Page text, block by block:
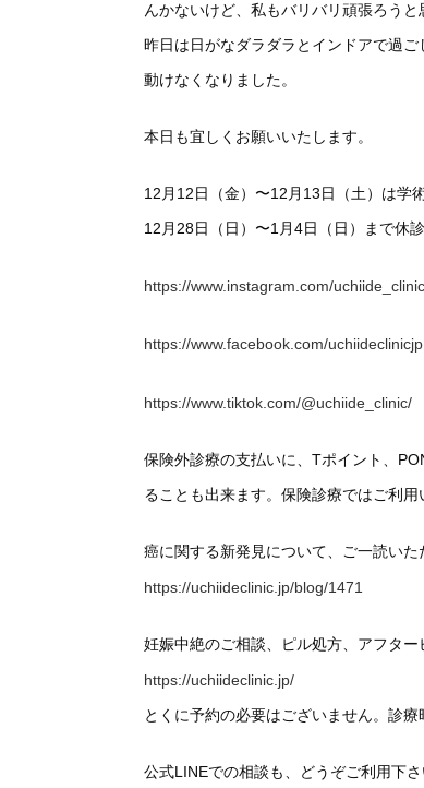
んかないけど、私もバリバリ頑張ろう
昨日は日がなダラダラとインドアで過
動けなくなりました。
本日も宜しくお願いいたします。
12月12日（金）〜12月13日（土）は学
12月28日（日）〜1月4日（日）まで休診
https://www.instagram.com/
https://www.facebook.com/uchiideclinicjp
https://www.tiktok.com/@uchiide_clinic/
保険外診療の支払いに、Tポイント、
ることも出来ます。保険診療ではご利用
癌に関する新発見について、ご一読いた
https://uchiideclinic.jp/blog/1471
妊娠中絶のご相談、ピル処方、アフター
https://uchiideclinic.jp/
とくに予約の必要はございません。診療
公式LINEでの相談も、どうぞご利用下